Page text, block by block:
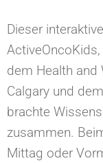
Dieser
dem Health and
Calgary und
brachte
zusammen.
Mittag oder